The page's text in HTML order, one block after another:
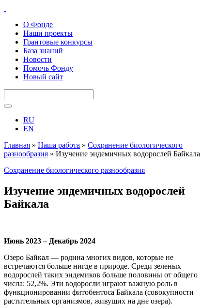
О Фонде
Наши проекты
Грантовые конкурсы
База знаний
Новости
Помочь Фонду
Новый сайт
RU
EN
Главная » Наша работа » Сохранение биологического
разнообразия » Изучение эндемичных водорослей Байкала
Сохранение биологического разнообразия
Изучение эндемичных водорослей
Байкала
Июнь 2023 – Декабрь 2024
Озеро Байкал — родина многих видов, которые не
встречаются больше нигде в природе. Среди зеленых
водорослей таких эндемиков больше половины от общего
числа: 52,2%. Эти водоросли играют важную роль в
функционировании фитобентоса Байкала (совокупности
растительных организмов, живущих на дне озера).